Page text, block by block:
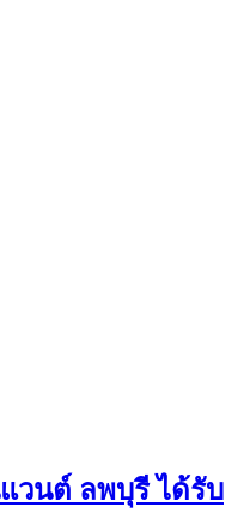
วนต์ ลพบุรี ได้รับ